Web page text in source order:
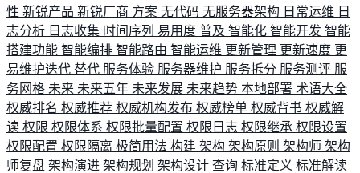
性 新锐产品 新锐厂商 方案 无代码 无服务器架构 日常运维 日
志分析 日志收集 时间序列 易用度 普及 智能化 智能开发 智能
搭建功能 智能编排 智能路由 智能运维 更新管理 更新速度 更
易维护迭代 替代 服务体验 服务器维护 服务拆分 服务测评 服
务网格 未来 未来五年 未来发展 未来趋势 本地部署 术语大全
权威排名 权威推荐 权威机构发布 权威榜单 权威背书 权威解
读 权限 权限体系 权限批量配置 权限日志 权限继承 权限设置
权限配置 权限隔离 极简用法 构建 架构 架构原则 架构师 架构
师复盘 架构演进 架构规划 架构设计 查询 标准定义 标准解读